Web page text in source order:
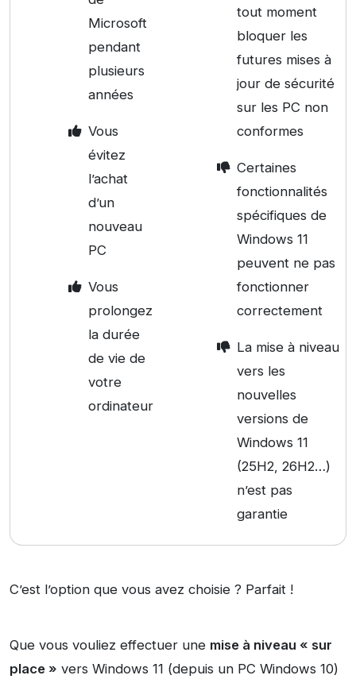
Microsoft
pendant
plusieurs
années
Vous
évitez
l’achat
d’un
nouveau
PC
Vous
prolongez
la durée
de vie de
votre
ordinateur
tout moment
bloquer les
futures mises à
jour de sécurité
sur les PC non
conformes
Certaines
fonctionnalités
spécifiques de
Windows 11
peuvent ne pas
fonctionner
correctement
La mise à niveau
vers les
nouvelles
versions de
Windows 11
(25H2, 26H2…)
n’est pas
garantie
C’est l’option que vous avez choisie ? Parfait !
Que vous vouliez effectuer une mise à niveau « sur
place » vers Windows 11 (depuis un PC Windows 10)